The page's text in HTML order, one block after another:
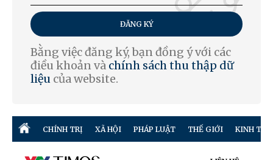
ĐĂNG KÝ
Bằng việc đăng ký, bạn đồng ý với các
điều khoản và chính sách thu thập dữ
liệu của website.
CHÍNH TRỊ XÃ HỘI PHÁP LUẬT THẾ GIỚI KINH TẾ